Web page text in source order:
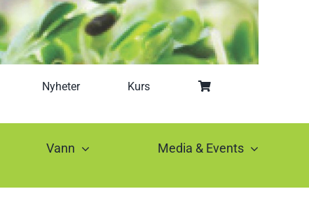
Nyheter Kurs
Vann Media & Events